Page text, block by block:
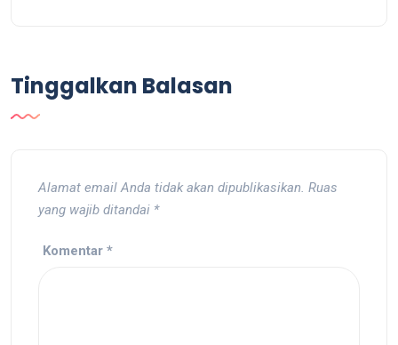
Tinggalkan Balasan
Alamat email Anda tidak akan dipublikasikan. Ruas
yang wajib ditandai *
Komentar *